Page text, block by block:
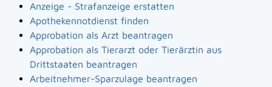
Anzeige - Strafanzeige erstatten
Apothekennotdienst finden
Approbation als Arzt beantragen
Approbation als Tierarzt oder Tierärztin aus
Drittstaaten beantragen
Arbeitnehmer-Sparzulage beantragen